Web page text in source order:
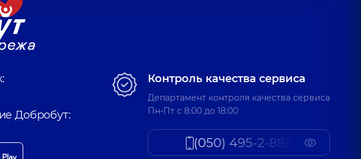
Медицинский Центр «Добробут» для взрослых на Позняках
Поликлиника
ул. Татарская, 2-Е, г. Киев
Добробут:
Контроль качества сервиса
Департамент контроля качества сервиса
Пн-Пт c 8:00 до 18:00
(050) 495-2-888